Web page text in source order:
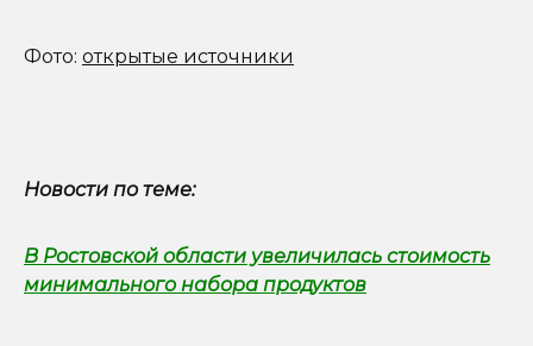
Фото: открытые источники
Новости по теме:
В Ростовской области увеличилась стоимость
минимального набора продуктов